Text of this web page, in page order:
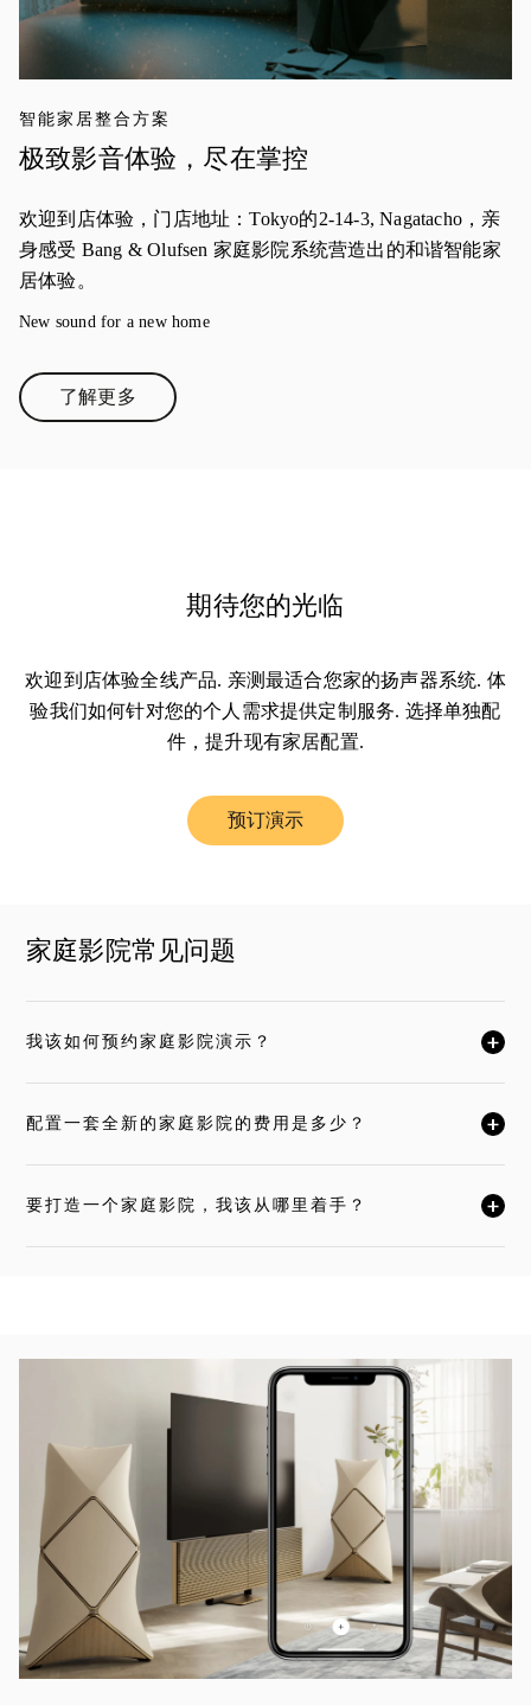
智能家居整合方案
极致影音体验，尽在掌控
欢迎到店体验，门店地址：Tokyo的2-14-3, Nagatacho，亲
身感受 Bang & Olufsen 家庭影院系统营造出的和谐智能家
居体验。
New sound for a new home
了解更多Link Opens in New Tab
期待您的光临
欢迎到店体验全线产品. 亲测最适合您家的扬声器系统. 体
验我们如何针对您的个人需求提供定制服务. 选择单独配
件，提升现有家居配置.
预订演示Link Opens in New Tab
家庭影院常见问题
我该如何预约家庭影院演示？
单击展开此描述，详细阅读
配置一套全新的家庭影院的费用是多少？
单击展开此描述，详细阅读
要打造一个家庭影院，我该从哪里着手？
单击展开此描述，详细阅读